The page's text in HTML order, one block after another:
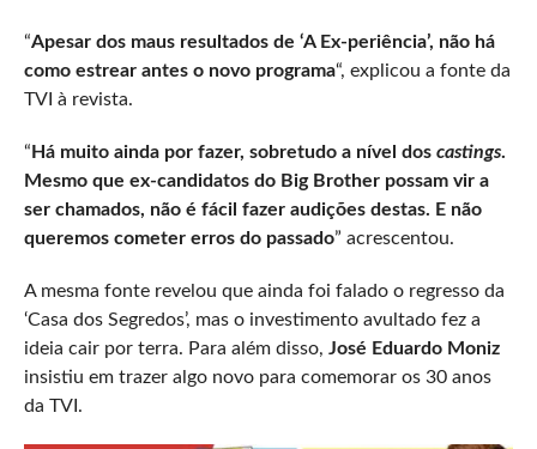
“Apesar dos maus resultados de ‘A Ex-periência’, não há
como estrear antes o novo programa“, explicou a fonte da
TVI à revista.
“Há muito ainda por fazer, sobretudo a nível dos castings.
Mesmo que ex-candidatos do Big Brother possam vir a
ser chamados, não é fácil fazer audições destas. E não
queremos cometer erros do passado” acrescentou.
A mesma fonte revelou que ainda foi falado o regresso da
‘Casa dos Segredos’, mas o investimento avultado fez a
ideia cair por terra. Para além disso, José Eduardo Moniz
insistiu em trazer algo novo para comemorar os 30 anos
da TVI.